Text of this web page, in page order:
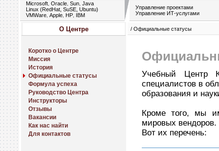
Microsoft Oracle Sun Java
Linux (RedHat, SuSE, Ubuntu)
VMWare Apple HP IBM
Управление проектами
Управление ИТ-услугами
О Центре
Коротко о Центре
Миссия
История
Официальные статусы
Формула успеха
Руководство Центра
Инструкторы
Отзывы
Вакансии
Как нас найти
Для контактов
/ Официальные статусы
Учебный Центр
специалистов в
образования и
Кроме того, мы
мировых вендоров.
Вот их перечень: